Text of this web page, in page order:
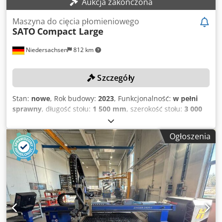
Niedersachsen 812 km
Maszyna do cięcia płomieniowego
SATO Compact Large
Szczegóły
Stan: nowe, Rok budowy: 2023, Funkcjonalność: w pełni
sprawny, długość stołu: 1 500 mm, szerokość stołu: 3 000
, wysokość przedmiotu obrabianego (maks.):
typ sterowania:Sterowanie CNC, SZCZEGÓŁY TECHNICZNE
Maksymalna grubość obrabianego elementu: 150 mm
Zakres cięcia plazmowego: od 0,5 do 60 mm Zalecany
zakres cięcia: od 0,5 do 40 mm Maksymalna głębokość
cięcia: 30 mm Szerokość stołu: 3000 mm Długość stołu:
1500 mm Głowice tnące: 1 Posuw: 20 000 mm/min
Regulacja wysokości: 400 mm SZCZEGÓŁY MASZYNY
Sterowanie: CNC Powierzchnia filtra: 100 m² Wydajność
wentylatora: 4500 m³/h Moc silnika układu odsysania: 5,5
Ogłoszenia